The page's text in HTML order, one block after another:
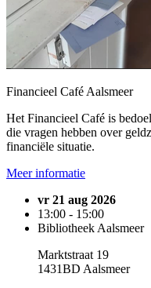
Financieel Café Aalsmeer
Het Financieel Café is
die vragen hebben over
financiële situatie.
Meer informatie
vr 21 aug 2026
13:00 - 15:00
Bibliotheek Aalsmeer
Marktstraat 19
1431BD Aalsmeer